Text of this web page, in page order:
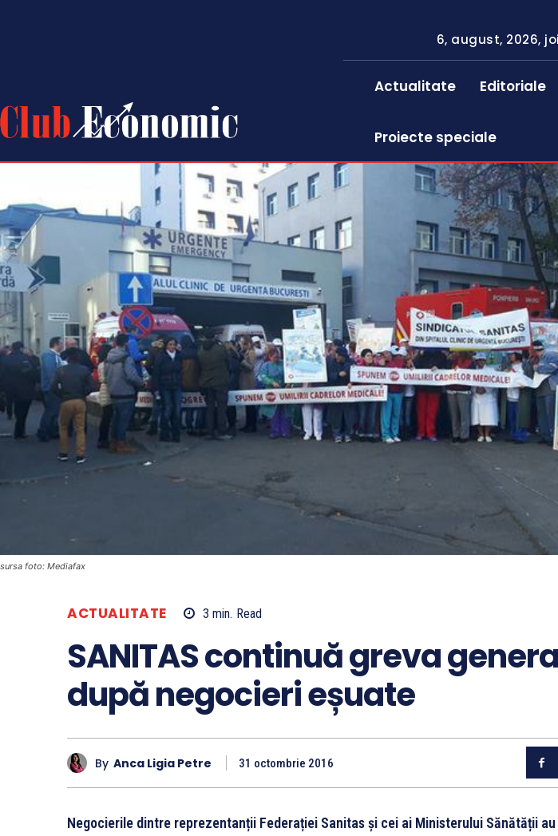
6, august, 2026, joi
Actualitate Editoriale
Proiecte speciale
sursa foto: Mediafax
ACTUALITATE 3 min. Read
SANITAS continuă greva
după negocieri eșuate
By Anca Ligia Petre 31 octombrie 2016
Negocierile dintre reprezentanții Federației Sanitas și cei ai Ministerului Sănătății